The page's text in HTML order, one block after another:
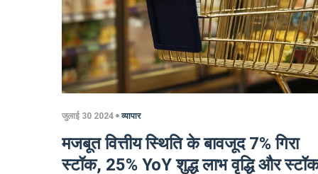
जुलाई 30 2024 व्यापार
मजबूत वित्तीय स्थिति के बावजूद 7% गिरा
स्टॉक, 25% YoY शुद्ध लाभ वृद्धि और